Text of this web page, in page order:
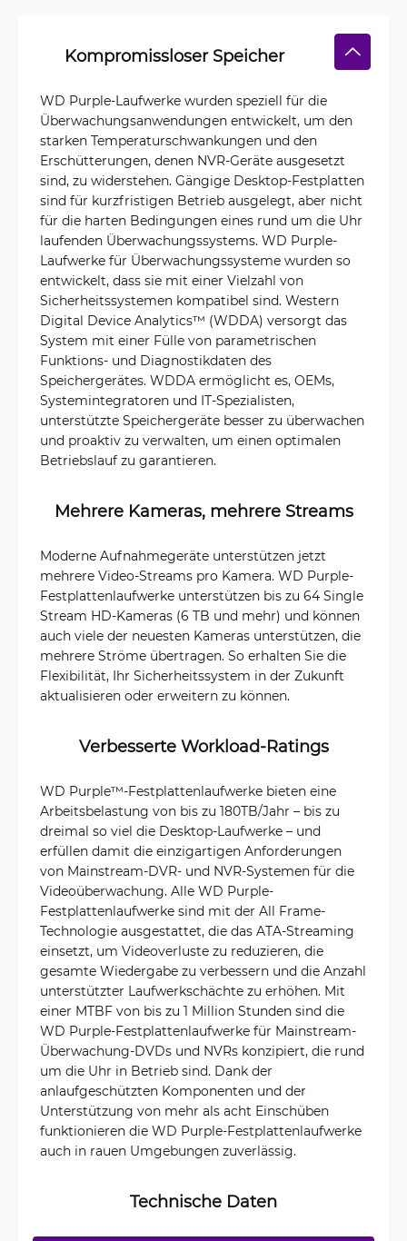
Kompromissloser Speicher
WD Purple-Laufwerke wurden speziell für die
Überwachungsanwendungen entwickelt, um den
starken Temperaturschwankungen und den
Erschütterungen, denen NVR-Geräte ausgesetzt
sind, zu widerstehen. Gängige Desktop-Festplatten
sind für kurzfristigen Betrieb ausgelegt, aber nicht
für die harten Bedingungen eines rund um die Uhr
laufenden Überwachungssystems. WD Purple-
Laufwerke für Überwachungssysteme wurden so
entwickelt, dass sie mit einer Vielzahl von
Sicherheitssystemen kompatibel sind. Western
Digital Device Analytics™ (WDDA) versorgt das
System mit einer Fülle von parametrischen
Funktions- und Diagnostikdaten des
Speichergerätes. WDDA ermöglicht es, OEMs,
Systemintegratoren und IT-Spezialisten,
unterstützte Speichergeräte besser zu überwachen
und proaktiv zu verwalten, um einen optimalen
Betriebslauf zu garantieren.
Mehrere Kameras, mehrere Streams
Moderne Aufnahmegeräte unterstützen jetzt
mehrere Video-Streams pro Kamera. WD Purple-
Festplattenlaufwerke unterstützen bis zu 64 Single
Stream HD-Kameras (6 TB und mehr) und können
auch viele der neuesten Kameras unterstützen, die
mehrere Ströme übertragen. So erhalten Sie die
Flexibilität, Ihr Sicherheitssystem in der Zukunft
aktualisieren oder erweitern zu können.
Verbesserte Workload-Ratings
WD Purple™-Festplattenlaufwerke bieten eine
Arbeitsbelastung von bis zu 180TB/Jahr – bis zu
dreimal so viel die Desktop-Laufwerke – und
erfüllen damit die einzigartigen Anforderungen
von Mainstream-DVR- und NVR-Systemen für die
Videoüberwachung. Alle WD Purple-
Festplattenlaufwerke sind mit der All Frame-
Technologie ausgestattet, die das ATA-Streaming
einsetzt, um Videoverluste zu reduzieren, die
gesamte Wiedergabe zu verbessern und die Anzahl
unterstützter Laufwerkschächte zu erhöhen. Mit
einer MTBF von bis zu 1 Million Stunden sind die
WD Purple-Festplattenlaufwerke für Mainstream-
Überwachung-DVDs und NVRs konzipiert, die rund
um die Uhr in Betrieb sind. Dank der
anlaufgeschützten Komponenten und der
Unterstützung von mehr als acht Einschüben
funktionieren die WD Purple-Festplattenlaufwerke
auch in rauen Umgebungen zuverlässig.
Technische Daten